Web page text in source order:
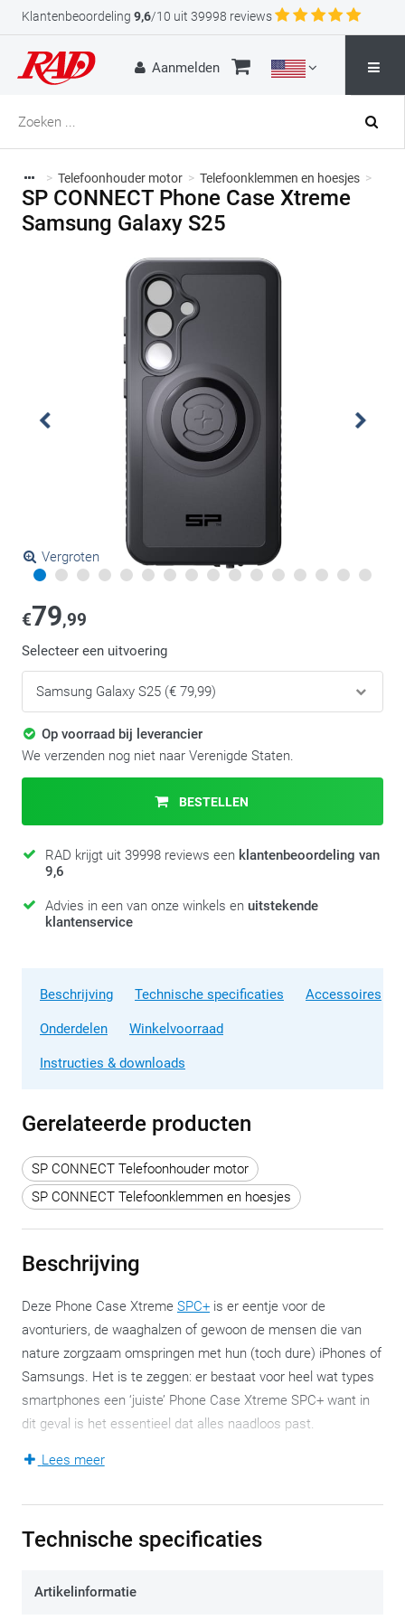
Klantenbeoordeling 9,6/10 uit 39998 reviews
Aanmelden
> Telefoonhouder motor > Telefoonklemmen en hoesjes >
SP CONNECT Phone Case Xtreme
Samsung Galaxy S25
Vergroten
€79,99
Selecteer een uitvoering
Op voorraad bij leverancier
We verzenden nog niet naar Verenigde Staten.
BESTELLEN
RAD krijgt uit 39998 reviews een klantenbeoordeling van
9,6
Advies in een van onze winkels en uitstekende
klantenservice
Beschrijving Technische specificaties Accessoires
Onderdelen Winkelvoorraad
Instructies & downloads
Gerelateerde producten
SP CONNECT Telefoonhouder motor
SP CONNECT Telefoonklemmen en hoesjes
Beschrijving
Deze Phone Case Xtreme SPC+ is er eentje voor de
avonturiers, de waaghalzen of gewoon de mensen die van
nature zorgzaam omspringen met hun (toch dure) iPhones of
Samsungs. Het is te zeggen: er bestaat voor heel wat types
smartphones een ‘juiste’ Phone Case Xtreme SPC+ want in
dit geval is het essentieel dat alles naadloos past.
Eenmaal de juiste Phone Case Xtreme SPC+ gekozen, wijst
bestand is. Dit houdt je smartphone veilig en de ‘gewone’,
geïntegreerde ‘twist-to-lock’-mechanisme bevestig je de
Lees meer
Technische specificaties
Artikelinformatie